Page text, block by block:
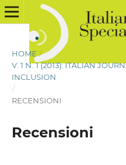
HOME /
V. 1 N. 1 (2013): ITALIAN
INCLUSION
/
RECENSIONI
Recensioni